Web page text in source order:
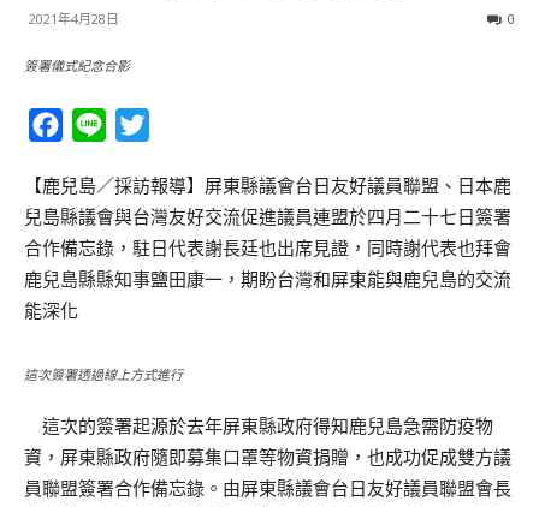
2021年4月28日 0
簽署儀式紀念合影
Facebook
Line
【鹿兒島／採訪報導】屏東縣議會台日友好議員聯盟、日本鹿
兒島縣議會與台灣友好交流促進議員連盟於四月二十七日簽署
合作備忘錄，駐日代表謝長廷也出席見證，同時謝代表也拜會
鹿兒島縣縣知事鹽田康一，期盼台灣和屏東能與鹿兒島的交流
能深化
這次簽署透過線上方式進行
這次的簽署起源於去年屏東縣政府得知鹿兒島急需防疫物
資，屏東縣政府隨即募集口罩等物資捐贈，也成功促成雙方議
員聯盟簽署合作備忘錄。由屏東縣議會台日友好議員聯盟會長